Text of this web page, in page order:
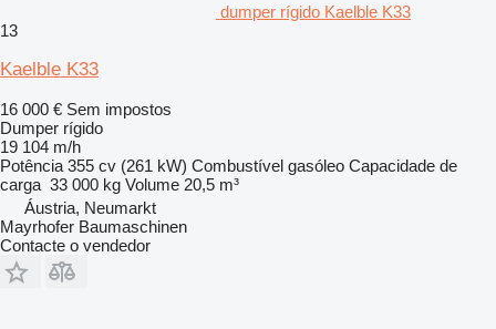
dumper rígido Kaelble K33
13
Kaelble K33
16 000 € Sem impostos
Dumper rígido
19 104 m/h
Potência 355 cv (261 kW) Combustível gasóleo Capacidade de
carga 33 000 kg Volume 20,5 m³
Áustria, Neumarkt
Mayrhofer Baumaschinen
Contacte o vendedor